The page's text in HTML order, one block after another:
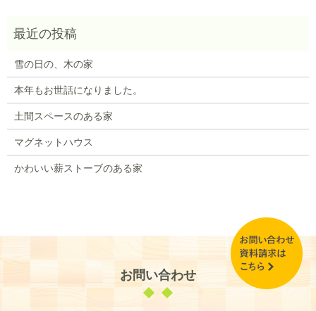
雪の日の、木の家
本年もお世話になりました。
土間スペースのある家
マグネットハウス
かわいい薪ストーブのある家
お問い合わせ